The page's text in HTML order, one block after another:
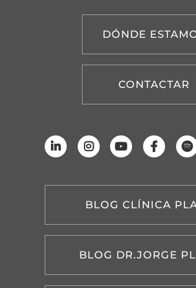
DÓNDE
CONTACTAR
BLOG CLÍNICA
BLOG DR.JORGE